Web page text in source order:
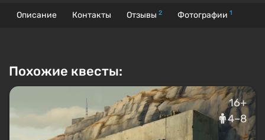
Описание Контакты Отзывы 2 Фотографии 1
Похожие квесты:
16+
4–8